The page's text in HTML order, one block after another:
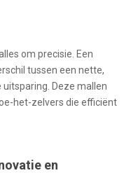
om precisie. Een
tussen een nette,
Deze mallen
het-zelvers die efficiënt
en